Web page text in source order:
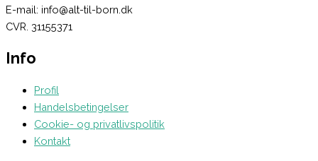
E-mail: info@alt-til-born.dk
CVR. 31155371
Info
Profil
Handelsbetingelser
Cookie- og privatlivspolitik
Kontakt